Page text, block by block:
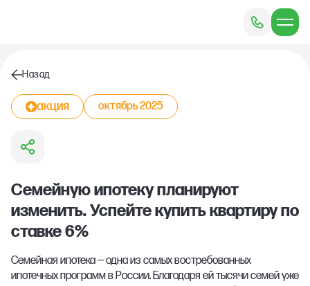
Назад
акция октябрь 2025
Семейную ипотеку планируют
изменить. Успейте купить квартиру по
ставке 6%
Семейная ипотека — одна из самых востребованных
ипотечных программ в России. Благодаря ей тысячи семей уже